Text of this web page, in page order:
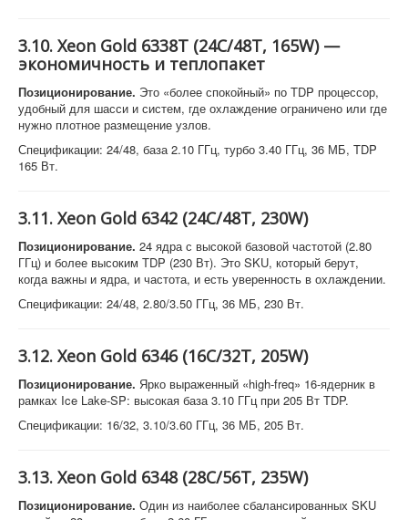
3.10. Xeon Gold 6338T (24C/48T, 165W) —
экономичность и теплопакет
Позиционирование. Это «более спокойный» по TDP процессор,
удобный для шасси и систем, где охлаждение ограничено или где
нужно плотное размещение узлов.
Спецификации: 24/48, база 2.10 ГГц, турбо 3.40 ГГц, 36 МБ, TDP
165 Вт.
3.11. Xeon Gold 6342 (24C/48T, 230W)
Позиционирование. 24 ядра с высокой базовой частотой (2.80
ГГц) и более высоким TDP (230 Вт). Это SKU, который берут,
когда важны и ядра, и частота, и есть уверенность в охлаждении.
Спецификации: 24/48, 2.80/3.50 ГГц, 36 МБ, 230 Вт.
3.12. Xeon Gold 6346 (16C/32T, 205W)
Позиционирование. Ярко выраженный «high-freq» 16-ядерник в
рамках Ice Lake-SP: высокая база 3.10 ГГц при 205 Вт TDP.
Спецификации: 16/32, 3.10/3.60 ГГц, 36 МБ, 205 Вт.
3.13. Xeon Gold 6348 (28C/56T, 235W)
Позиционирование. Один из наиболее сбалансированных SKU